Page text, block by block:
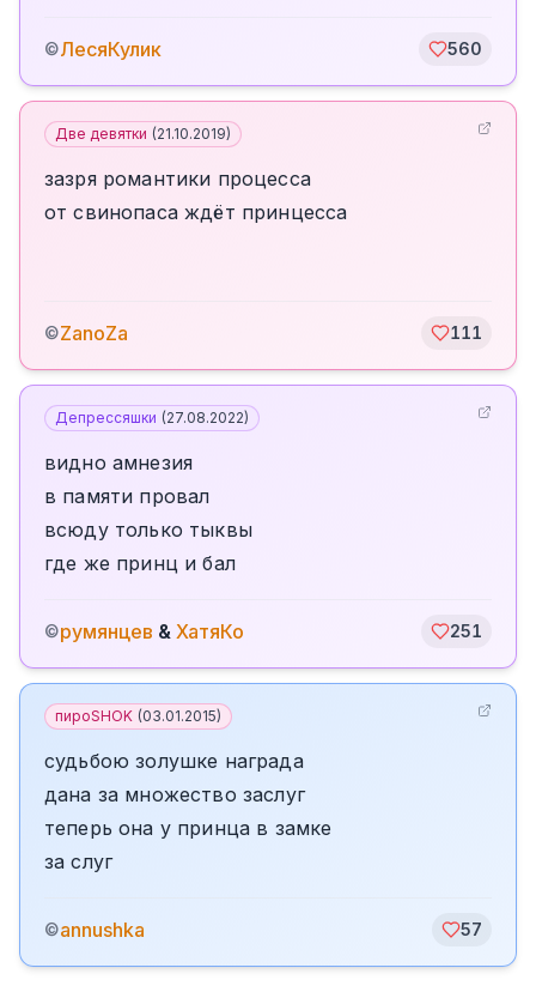
©ЛесяКулик 560
Две девятки (21.10.2019)
зазря романтики процесса
от свинопаса ждёт принцесса
©ZanoZa 111
Депрессяшки (27.08.2022)
видно амнезия
в памяти провал
всюду только тыквы
где же принц и бал
©румянцев & ХатяКо 251
пироSHOK (03.01.2015)
судьбою золушке награда
дана за множество заслуг
теперь она у принца в замке
за слуг
©annushka 57